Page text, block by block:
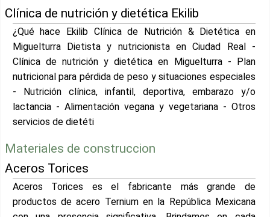
Clínica de nutrición y dietética Ekilib
¿Qué hace Ekilib Clínica de Nutrición & Dietética en
Miguelturra Dietista y nutricionista en Ciudad Real -
Clínica de nutrición y dietética en Miguelturra - Plan
nutricional para pérdida de peso y situaciones especiales
- Nutrición clínica, infantil, deportiva, embarazo y/o
lactancia - Alimentación vegana y vegetariana - Otros
servicios de dietéti
Materiales de construccion
Aceros Torices
Aceros Torices es el fabricante más grande de
productos de acero Ternium en la República Mexicana